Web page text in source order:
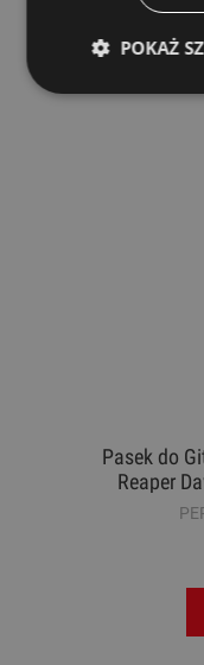
Pasek do
Reaper
POKAŻ